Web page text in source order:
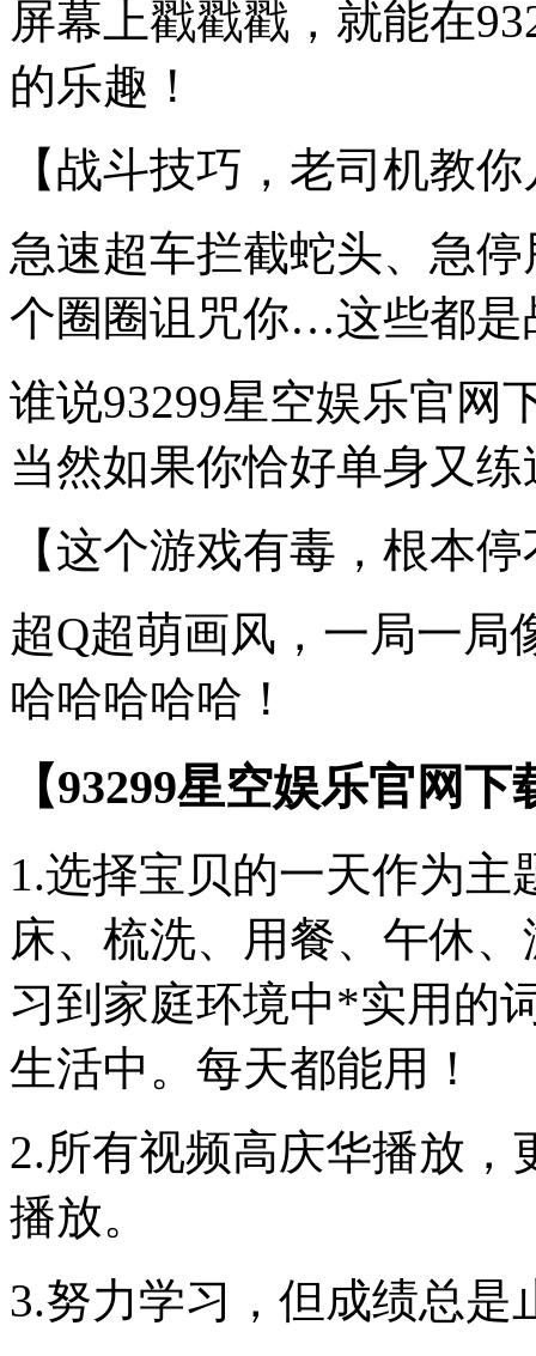
屏幕上戳戳戳，就能在
的乐趣！
【战斗技巧，老司机教
急速超车拦截蛇头、急
个圈圈诅咒你…这些都是
谁说93299星空娱乐官网
当然如果你恰好单身又
【这个游戏有毒，根本
超Q超萌画风，一局一局
哈哈哈哈哈！
【93299星空娱乐官网
1.选择宝贝的一天作为主
床、梳洗、用餐、午休
习到家庭环境中*实用的
生活中。每天都能用！
2.所有视频高庆华播放
播放。
3.努力学习，但成绩总是